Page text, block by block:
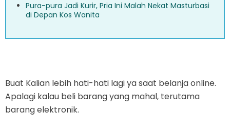
Pura-pura Jadi Kurir, Pria Ini Malah Nekat Masturbasi
di Depan Kos Wanita
Buat Kalian lebih hati-hati lagi ya saat belanja online.
Apalagi kalau beli barang yang mahal, terutama
barang elektronik.